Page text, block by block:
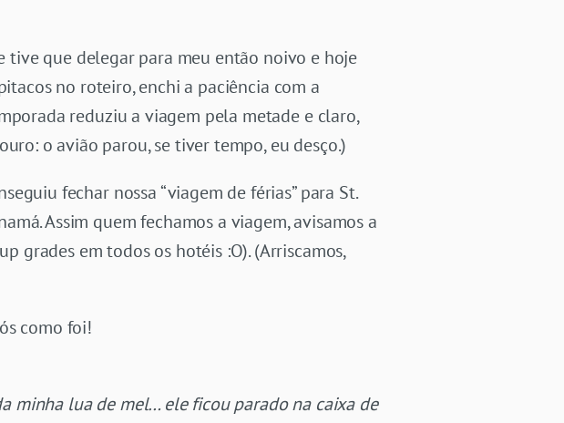
tive que delegar para meu então noivo e hoje
no roteiro, enchi a paciência com a
reduziu a viagem pela metade e claro,
o avião parou, se tiver tempo, eu desço.)
fechar nossa “viagem de férias” para St.
Assim quem fechamos a viagem, avisamos a
grades em todos os hotéis :O). (Arriscamos,
como foi!
minha lua de mel… ele ficou parado na caixa de